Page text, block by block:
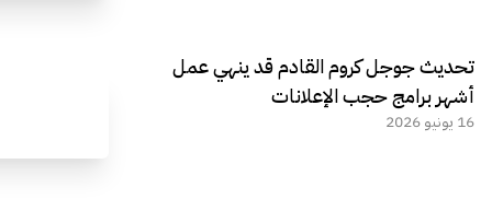
تحديث جوجل كروم القادم قد ينهي عمل
أشهر برامج حجب الإعلانات
16 يونيو 2026